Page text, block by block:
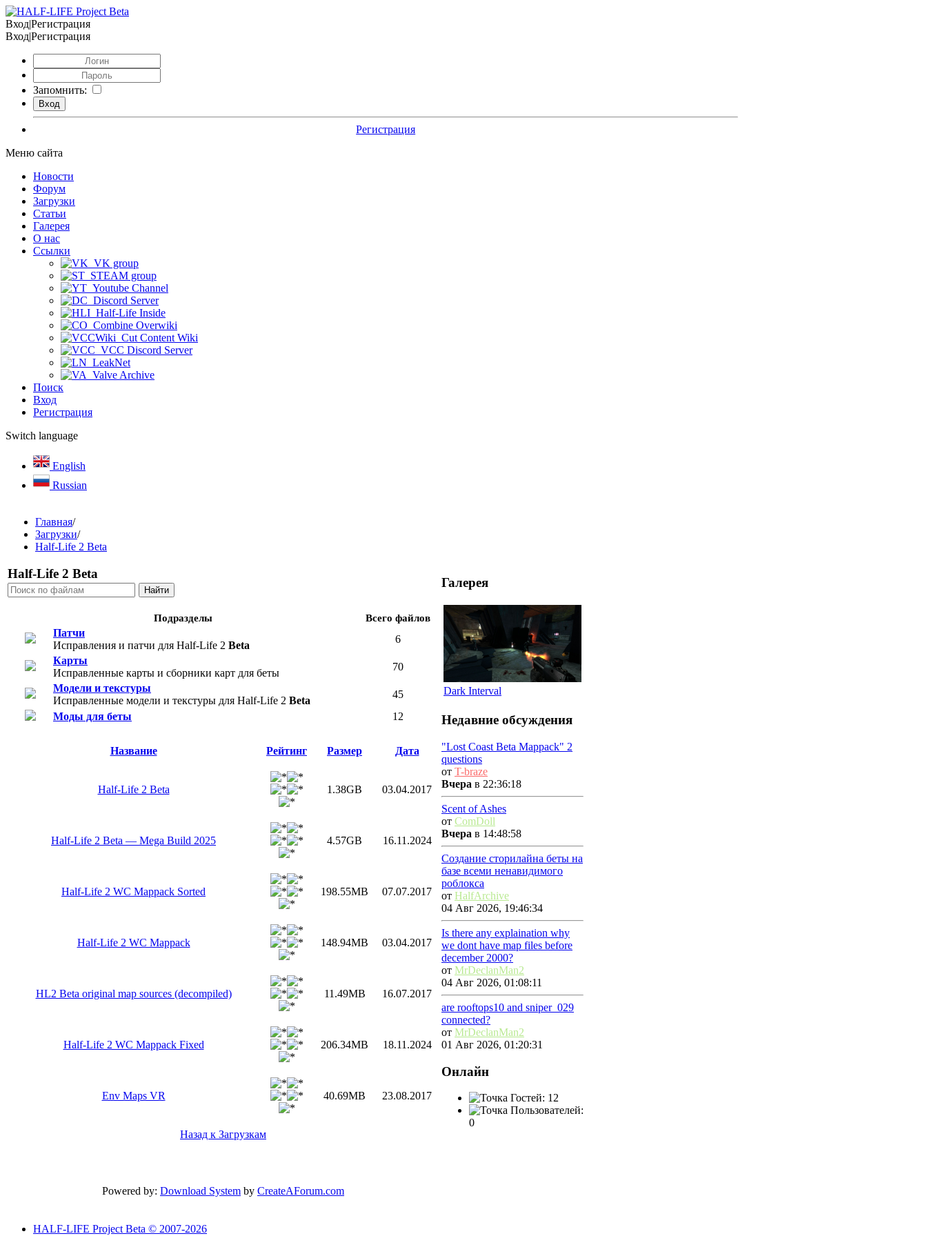
Вход|Регистрация
Вход|Регистрация
Запомнить:
Регистрация
Меню сайта
Новости
Форум
Загрузки
Статьи
Галерея
О нас
Ссылки
VK group
STEAM group
Youtube Channel
Discord Server
Half-Life Inside
Combine Overwiki
Cut Content Wiki
VCC Discord Server
LeakNet
Valve Archive
Поиск
Вход
Регистрация
Switch language
English
Russian
Главная/
Загрузки/
Half-Life 2 Beta
Half-Life 2 Beta
Подразделы
Всего файлов
Патчи
Исправления и патчи для Half-Life 2 Beta
6
Карты
Исправленные карты и сборники карт для беты
70
Модели и текстуры
Исправленные модели и текстуры для Half-Life 2 Beta
45
Моды для беты
12
Название Рейтинг Размер Дата
Half-Life 2 Beta 1.38GB 03.04.2017
Half-Life 2 Beta — Mega Build 2025 4.57GB 16.11.2024
Half-Life 2 WC Mappack Sorted 198.55MB 07.07.2017
Half-Life 2 WC Mappack 148.94MB 03.04.2017
HL2 Beta original map sources (decompiled) 11.49MB 16.07.2017
Half-Life 2 WC Mappack Fixed 206.34MB 18.11.2024
Env Maps VR 40.69MB 23.08.2017
Назад к Загрузкам
Powered by: Download System by CreateAForum.com
Галерея
Dark Interval
Недавние обсуждения
"Lost Coast Beta Mappack" 2
questions
от T-braze
Вчера в 22:36:18
Scent of Ashes
от ComDoll
Вчера в 14:48:58
Создание сторилайна беты на
базе всеми ненавидимого
роблокса
от HalfArchive
04 Авг 2026, 19:46:34
Is there any explaination why
we dont have map files before
december 2000?
от MrDeclanMan2
04 Авг 2026, 01:08:11
are rooftops10 and sniper_029
connected?
от MrDeclanMan2
01 Авг 2026, 01:20:31
Онлайн
Гостей: 12
Пользователей:
0
HALF-LIFE Project Beta © 2007-2026